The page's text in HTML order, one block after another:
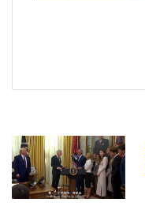
交通運輸
中美台